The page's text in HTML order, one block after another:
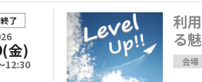
了
(金)
12:30
利
る
会場